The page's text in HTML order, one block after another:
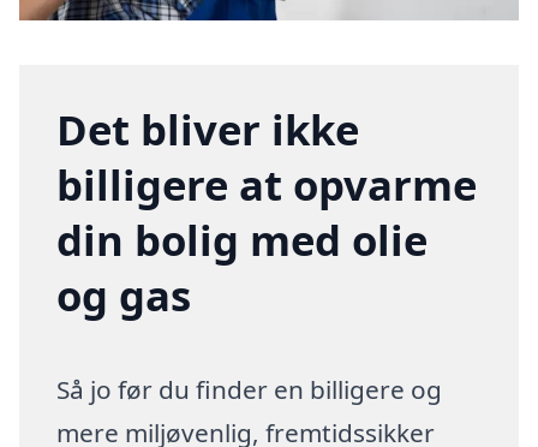
Det bliver ikke
billigere at opvarme
din bolig med olie
og gas
Så jo før du finder en billigere og
mere miljøvenlig, fremtidssikker